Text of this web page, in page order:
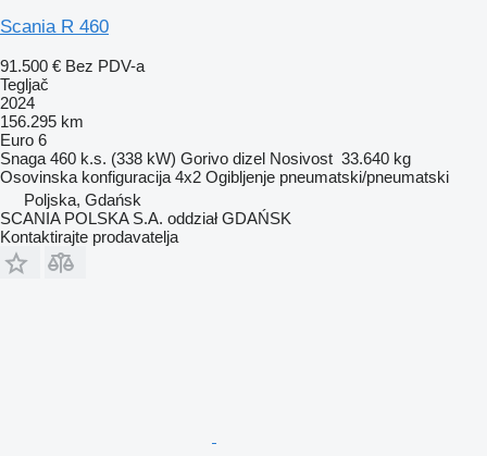
Scania R 460
91.500 € Bez PDV-a
Tegljač
2024
156.295 km
Euro 6
Snaga 460 k.s. (338 kW) Gorivo dizel Nosivost 33.640 kg
Osovinska konfiguracija 4x2 Ogibljenje pneumatski/pneumatski
Poljska, Gdańsk
SCANIA POLSKA S.A. oddział GDAŃSK
Kontaktirajte prodavatelja